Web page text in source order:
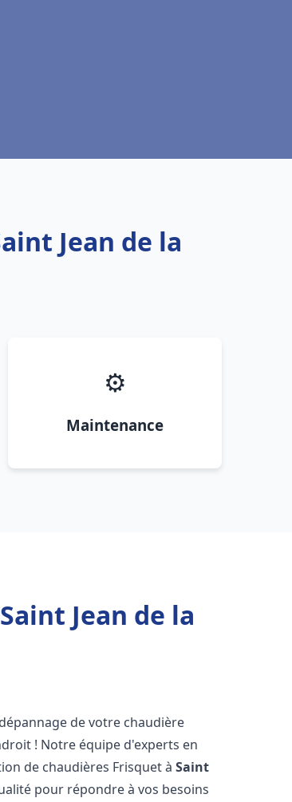
Jean de la
⚙️
Maintenance
Jean de la
de votre chaudière
! Notre équipe d'experts en
de chaudières Frisquet àSaint
pour répondre à vos besoins